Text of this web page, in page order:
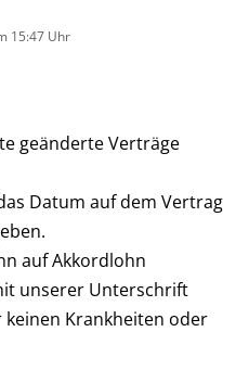
15:47 Uhr
geänderte Verträge
Datum auf dem Vertrag
auf Akkordlohn
unserer Unterschrift
Krankheiten oder